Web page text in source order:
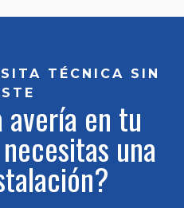
TÉCNICA SIN
avería en tu
una